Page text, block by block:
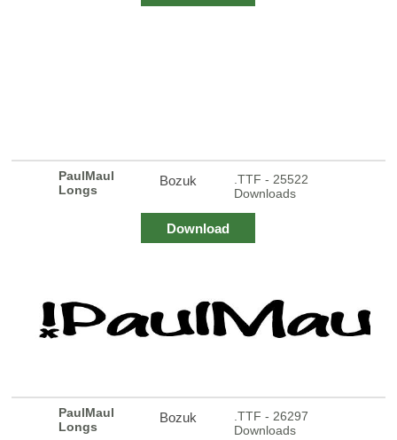
PaulMaul
Longs
Bozuk
.TTF - 25522
Downloads
Download
PaulMaul
Longs
Bozuk
.TTF - 26297
Downloads